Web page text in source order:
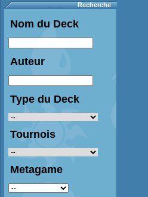
Recherche
Nom du Deck
Auteur
Type du Deck
Tournois
Metagame